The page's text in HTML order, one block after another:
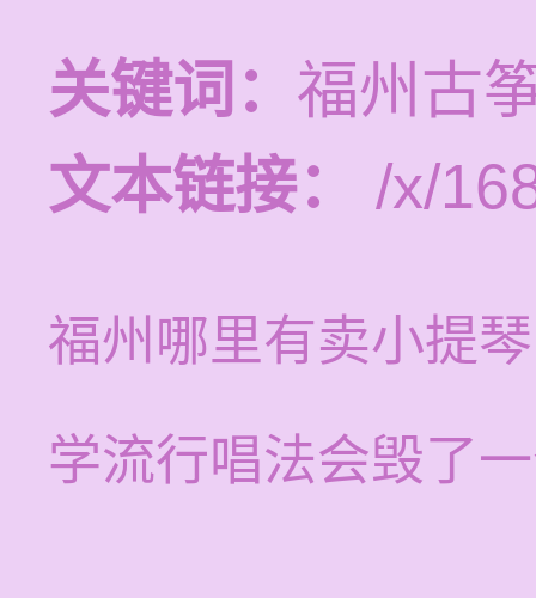
关键词： 福州古
文本链接：
/x/
福州哪里有卖小提
学流行唱法会毁了